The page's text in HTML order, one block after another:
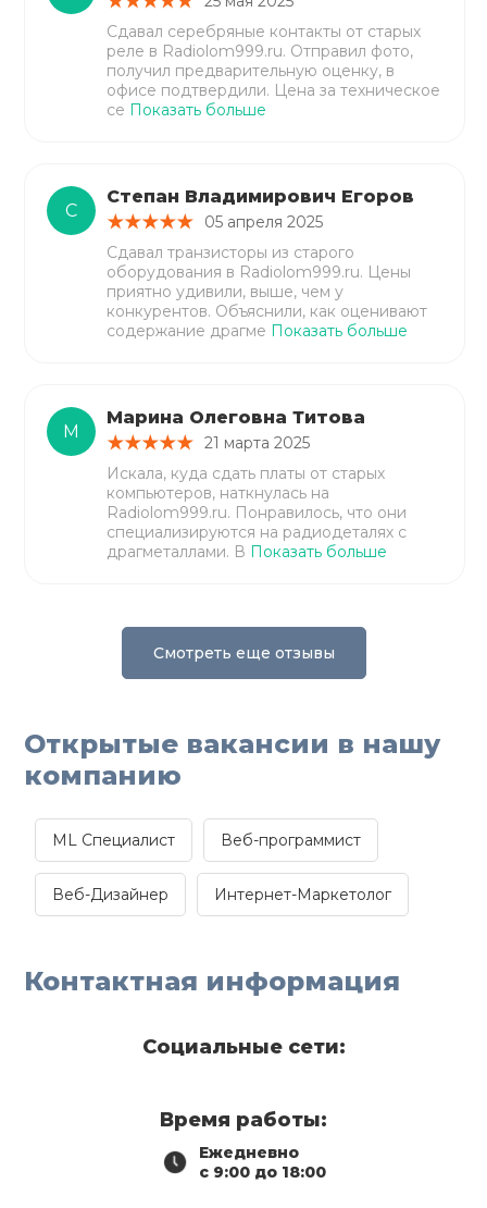
Сдавал серебряные контакты от старых
реле в Radiolom999.ru. Отправил фото,
получил предварительную оценку, в
офисе подтвердили. Цена за техническое
се Показать больше
С
Степан Владимирович Егоров
05 апреля 2025
Сдавал транзисторы из старого
оборудования в Radiolom999.ru. Цены
приятно удивили, выше, чем у
конкурентов. Объяснили, как оценивают
содержание драгме Показать больше
М
Марина Олеговна Титова
21 марта 2025
Искала, куда сдать платы от старых
компьютеров, наткнулась на
Radiolom999.ru. Понравилось, что они
специализируются на радиодеталях с
драгметаллами. В Показать больше
Смотреть еще отзывы
Открытые вакансии в нашу
компанию
ML Специалист Веб-программист
Веб-Дизайнер Интернет-Маркетолог
Контактная информация
Социальные сети:
Время работы:
Ежедневно
с 9:00 до 18:00